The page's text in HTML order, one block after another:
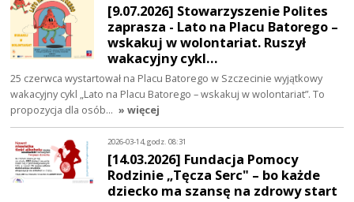
[9.07.2026] Stowarzyszenie Polites
zaprasza - Lato na Placu Batorego –
wskakuj w wolontariat. Ruszył
wakacyjny cykl…
25 czerwca wystartował na Placu Batorego w Szczecinie wyjątkowy
wakacyjny cykl „Lato na Placu Batorego – wskakuj w wolontariat”. To
propozycja dla osób… » więcej
2026-03-14, godz. 08:31
[14.03.2026] Fundacja Pomocy
Rodzinie „Tęcza Serc" – bo każde
dziecko ma szansę na zdrowy start